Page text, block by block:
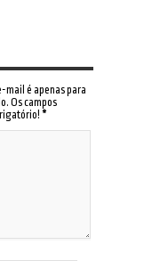
mail é apenas para
Os campos
*